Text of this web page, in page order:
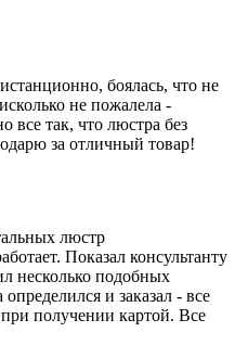
боялась, что не
не пожалела -
все так, что люстра без
за отличный товар!
люстр
Показал консультанту
несколько подобных
и заказал - все
получении картой. Все